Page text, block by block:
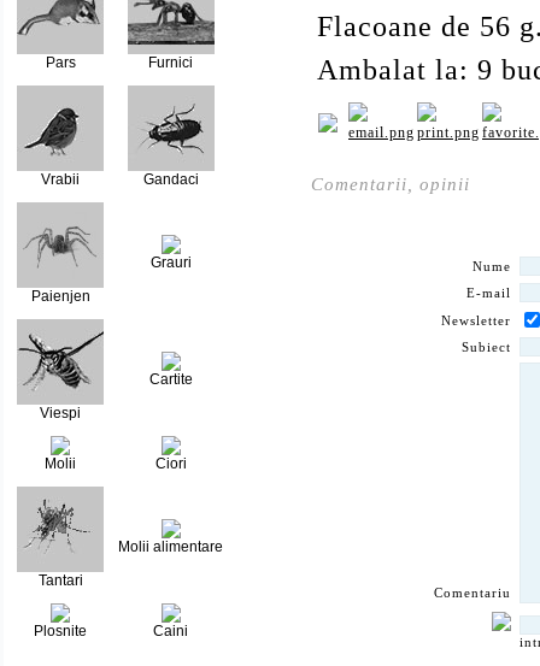
Pars Furnici
Vrabii Gandaci
Paienjen
Grauri
Viespi
Cartite
Molii Ciori
Tantari
Molii alimentare
Plosnite Caini
Flacoane de 56
Ambalat la: 9
Comentarii, opinii
Nume
E-mail
Newsletter
Subiect
Comentariu